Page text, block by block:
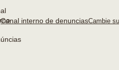
Canal interno de denunciasCambie